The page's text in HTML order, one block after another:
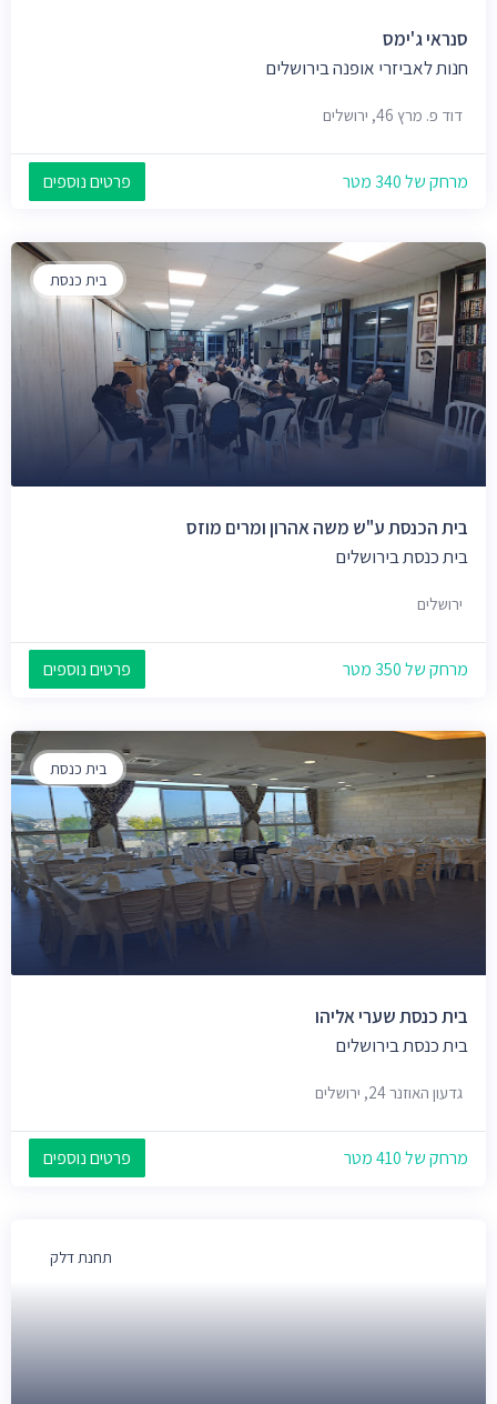
סנראי ג'ימס
חנות לאביזרי אופנה בירושלים
דוד פ. מרץ 46, ירושלים
מרחק של 340 מטר פרטים נוספים
בית כנסת
בית הכנסת ע"ש משה אהרון ומרים מוזס
בית כנסת בירושלים
ירושלים
מרחק של 350 מטר פרטים נוספים
בית כנסת
בית כנסת שערי אליהו
בית כנסת בירושלים
גדעון האוזנר 24, ירושלים
מרחק של 410 מטר פרטים נוספים
תחנת דלק